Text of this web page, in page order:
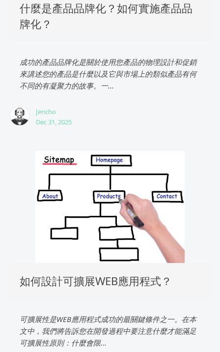
什麼是產品品牌化？如何實施產品品
牌化？
成功的產品品牌化是關於使用您產品的物理設計和促銷
來講述您的產品是什麼以及它與市場上的類似產品有何
不同的有凝聚力的故事。一...
Jericho
Dec 31, 2025
如何設計可擴展WEB應用程式？
可擴展性是WEB應用程式成功的最關鍵條件之一。在本
文中，我們將告訴您在開發過程中要注意什麼才能滿足
可擴展性原則：什麼會限...